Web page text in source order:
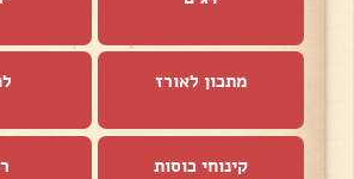
מתכון לאורז
קינוחי כוסות